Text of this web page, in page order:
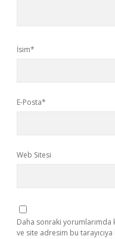
İsim*
E-Posta*
Web Sitesi
Daha sonraki yorumlarımda
ve site adresim bu